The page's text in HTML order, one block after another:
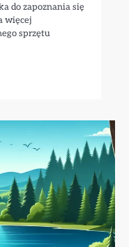
do zapoznania się
więcej
sprzętu